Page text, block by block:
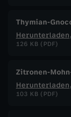
Thymian-
Herunterladen
126 KB (PDF)
Zitronen-
Herunterladen
103 KB (PDF)